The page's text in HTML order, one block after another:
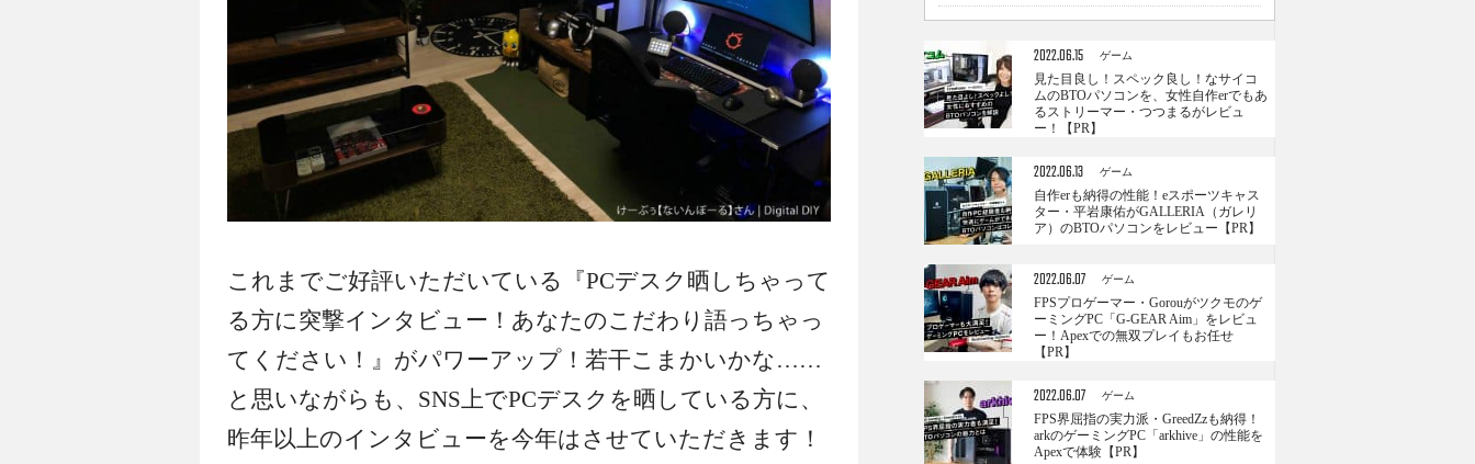
これまでご好評いただいている『PCデスク晒しちゃって
る方に突撃インタビュー！あなたのこだわり語っちゃっ
てください！』がパワーアップ！若干こまかいかな……
と思いながらも、SNS上でPCデスクを晒している方に、
昨年以上のインタビューを今年はさせていただきます！
2022.06.15 ゲーム
見た目良し！スペック良し！なサイコ
ムのBTOパソコンを、女性自作erでもあ
るストリーマー・つつまるがレビュ
ー！【PR】
2022.06.13 ゲーム
自作erも納得の性能！eスポーツキャス
ター・平岩康佑がGALLERIA（ガレリ
ア）のBTOパソコンをレビュー【PR】
2022.06.07 ゲーム
FPSプロゲーマー・Gorouがツクモのゲ
ーミングPC「G-GEAR Aim」をレビュ
ー！Apexでの無双プレイもお任せ
【PR】
2022.06.07 ゲーム
FPS界屈指の実力派・GreedZzも納得！
arkのゲーミングPC「arkhive」の性能を
Apexで体験【PR】